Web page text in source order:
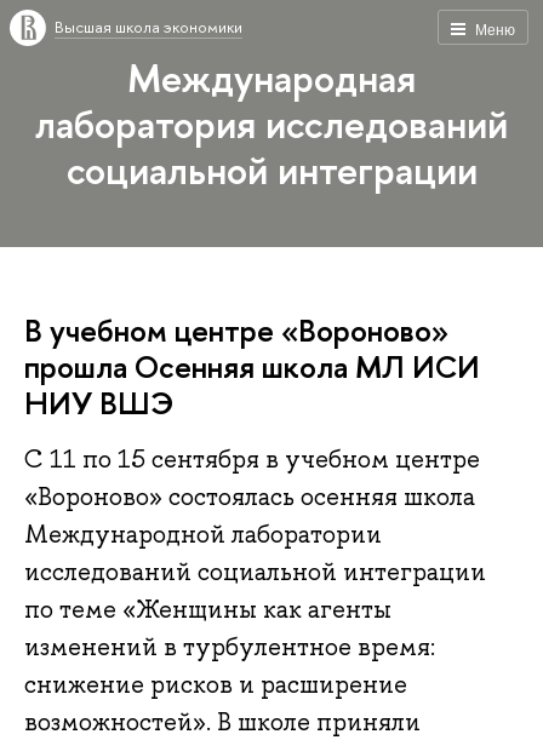
Меню
Высшая школа экономики
Международная
лаборатория исследований
социальной интеграции
В учебном центре «Вороново»
прошла Осенняя школа МЛ ИСИ
НИУ ВШЭ
С 11 по 15 сентября в учебном центре
«Вороново» состоялась осенняя школа
Международной лаборатории
исследований социальной интеграции
по теме «Женщины как агенты
изменений в турбулентное время:
снижение рисков и расширение
возможностей». В школе приняли